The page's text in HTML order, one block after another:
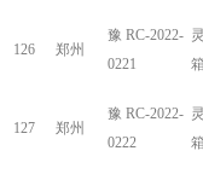
126 郑州
豫 RC-2022-
0221
127 郑州
豫 RC-2022-
0222